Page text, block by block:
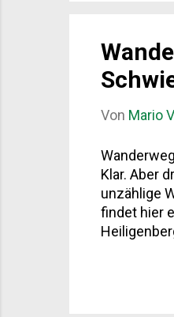
Von Mario
Klar. Aber
unzählige
findet hier
auf